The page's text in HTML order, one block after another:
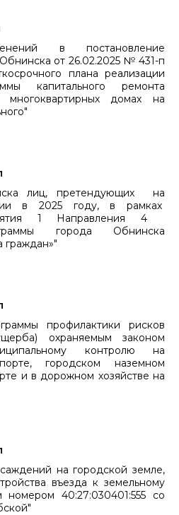
в постановление
от 26.02.2025 № 431-п
плана реализации
капитального ремонта
домах на
лиц, претендующих на
в 2025 году, в рамках
1 Направления 4
города Обнинска
граждан»"
профилактики рисков
охраняемым законом
контролю на
городском наземном
​​​​​​​и в дорожном хозяйстве на
на городской земле,
въезда к земельному
номером 40:27:030401:555 со